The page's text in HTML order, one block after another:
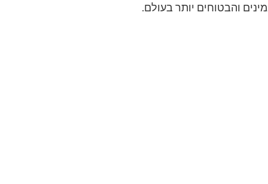
והבטוחים יותר בעולם.